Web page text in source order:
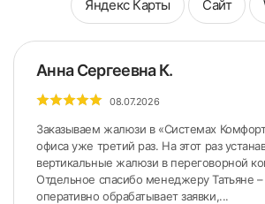
Яндекс Карты Сайт
Анна Сергеевна К.
08.07.2026
Заказываем жалюзи в «Системах
офиса уже третий раз. На этот раз
вертикальные жалюзи в переговорной
Отдельное спасибо менеджеру Татьяне –
оперативно обрабатывает заявки,...